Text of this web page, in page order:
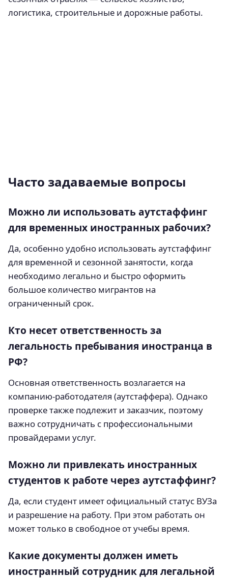
логистика, строительные и дорожные работы.
Часто задаваемые вопросы
Можно ли использовать аутстаффинг
для временных иностранных рабочих?
Да, особенно удобно использовать аутстаффинг
для временной и сезонной занятости, когда
необходимо легально и быстро оформить
большое количество мигрантов на
ограниченный срок.
Кто несет ответственность за
легальность пребывания иностранца в
РФ?
Основная ответственность возлагается на
компанию-работодателя (аутстаффера). Однако
проверке также подлежит и заказчик, поэтому
важно сотрудничать с профессиональными
провайдерами услуг.
Можно ли привлекать иностранных
студентов к работе через аутстаффинг?
Да, если студент имеет официальный статус ВУЗа
и разрешение на работу. При этом работать он
может только в свободное от учебы время.
Какие документы должен иметь
иностранный сотрудник для легальной